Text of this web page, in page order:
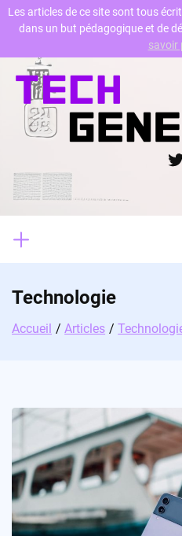
Skip
content
Technologie
Accueil Articles
Les articles de ce site sont tous
dans un but pédagogique et de
savoir